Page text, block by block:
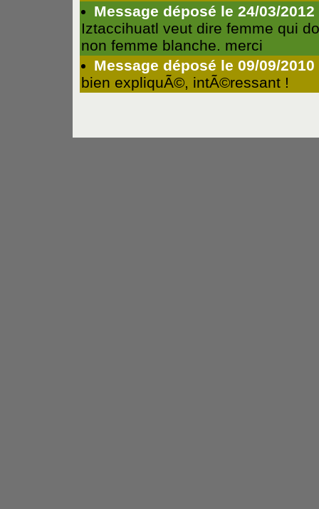
Message déposé le 24/03/
Iztaccihuatl veut dire femme qui
non femme blanche. merci
Message déposé le 09/09/
bien expliquÃ©, intÃ©ressant !